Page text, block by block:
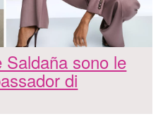
sono le
di